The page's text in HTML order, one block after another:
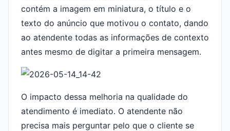
contém a imagem em miniatura, o título e o
texto do anúncio que motivou o contato, dando
ao atendente todas as informações de contexto
antes mesmo de digitar a primeira mensagem.
O impacto dessa melhoria na qualidade do
atendimento é imediato. O atendente não
precisa mais perguntar pelo que o cliente se